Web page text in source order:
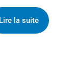
Lire la suite